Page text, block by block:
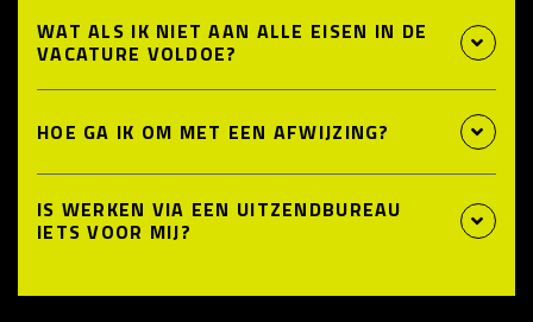
WAT ALS IK NIET AAN ALLE EISEN IN DE
VACATURE VOLDOE?
HOE GA IK OM MET EEN AFWIJZING?
IS WERKEN VIA EEN UITZENDBUREAU
IETS VOOR MIJ?